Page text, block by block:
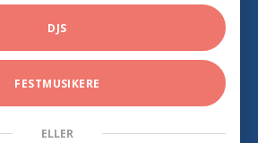
DJS
FESTMUSIKERE
ELLER